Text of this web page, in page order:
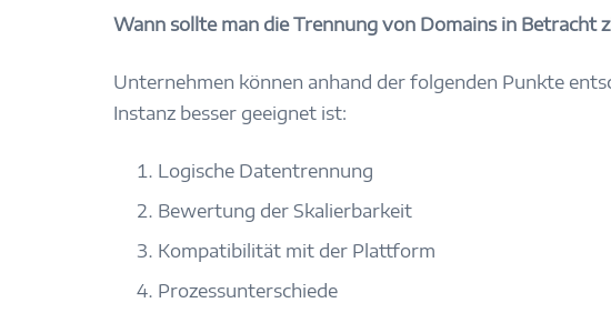
Wann sollte man die Trennung von Domains in Betracht
Unternehmen können anhand der folgenden Punkte
Instanz besser geeignet ist:
Logische Datentrennung
Bewertung der Skalierbarkeit
Kompatibilität mit der Plattform
Prozessunterschiede